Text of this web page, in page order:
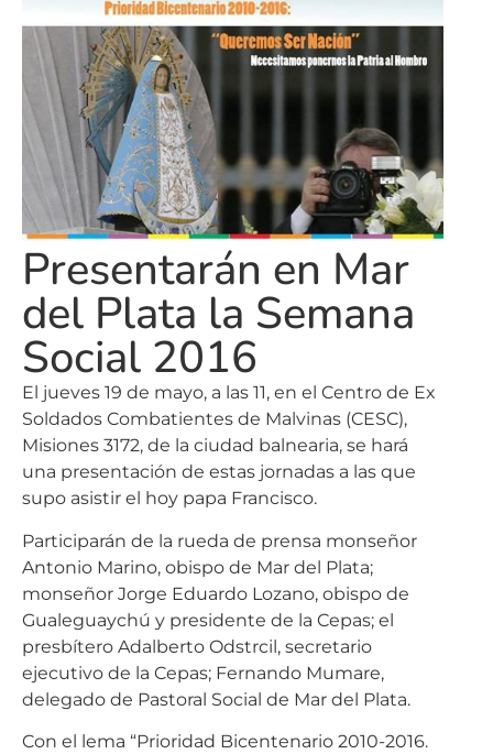
Presentarán en Mar
del Plata la Semana
Social 2016
El jueves 19 de mayo, a las 11, en el Centro de Ex
Soldados Combatientes de Malvinas (CESC),
Misiones 3172, de la ciudad balnearia, se hará
una presentación de estas jornadas a las que
supo asistir el hoy papa Francisco.
Participarán de la rueda de prensa monseñor
Antonio Marino, obispo de Mar del Plata;
monseñor Jorge Eduardo Lozano, obispo de
Gualeguaychú y presidente de la Cepas; el
presbítero Adalberto Odstrcil, secretario
ejecutivo de la Cepas; Fernando Mumare,
delegado de Pastoral Social de Mar del Plata.
Con el lema “Prioridad Bicentenario 2010-2016.